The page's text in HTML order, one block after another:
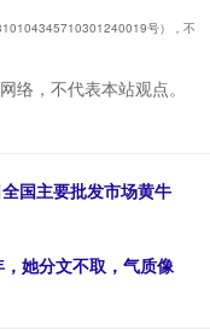
号），不
络，不代表本站观点。
国主要批发市场黄牛
她分文不取，气质像